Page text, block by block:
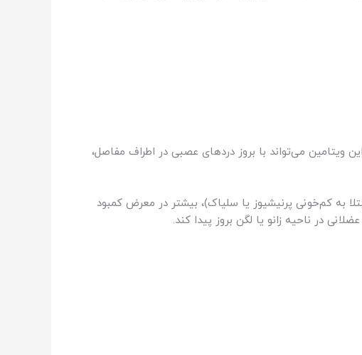
ویتامین می‌تواند با بروز دردهای عصبی در اطراف مفاصل،
به کم‌خونی پرنیشیوز یا سلیاک)، بیشتر در معرض کمبود